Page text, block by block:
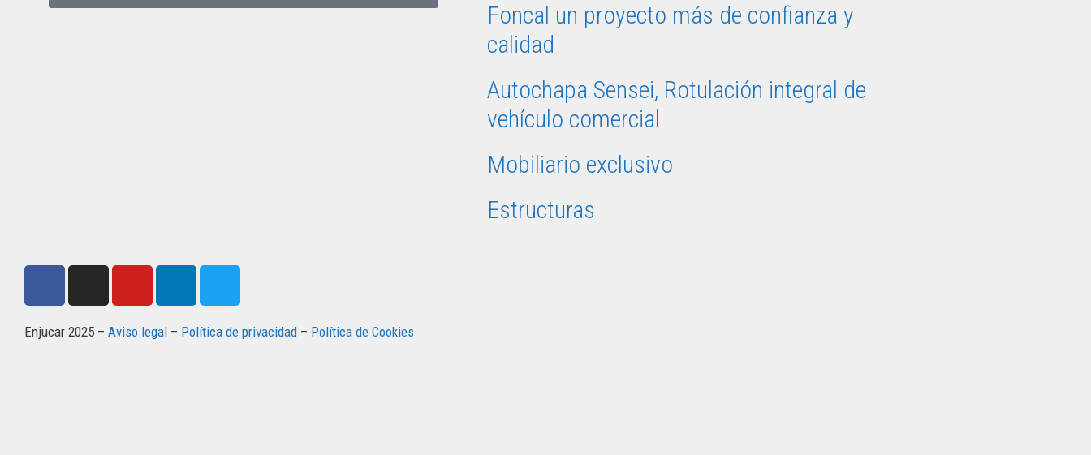
Foncal un proyecto más de confianza y
calidad
Autochapa Sensei, Rotulación integral de
vehículo comercial
Mobiliario exclusivo
Estructuras
Enjucar 2025 – Aviso legal – Política de privacidad – Política de Cookies